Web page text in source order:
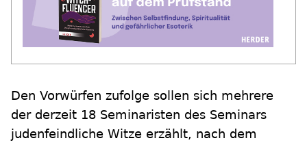
Den Vorwürfen zufolge sollen sich mehrere
der derzeit 18 Seminaristen des Seminars
judenfeindliche Witze erzählt, nach dem